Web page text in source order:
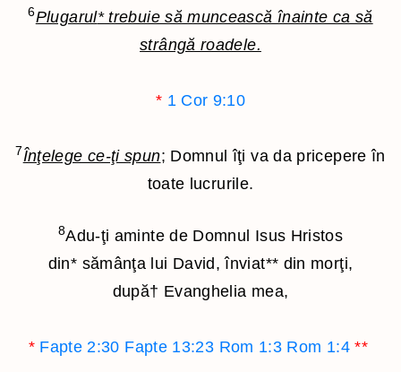
6Plugarul*trebuie să muncească înainte ca să
strângă roadele.
* 1 Cor 9:10
7Înţelege ce-ţi spun; Domnul îţi va da pricepere în
toate lucrurile.
8Adu-ţi aminte de Domnul Isus Hristos
din* sămânţa lui David, înviat** din morţi,
după† Evanghelia mea,
* Fapte 2:30 Fapte 13:23 Rom 1:3 Rom 1:4 **